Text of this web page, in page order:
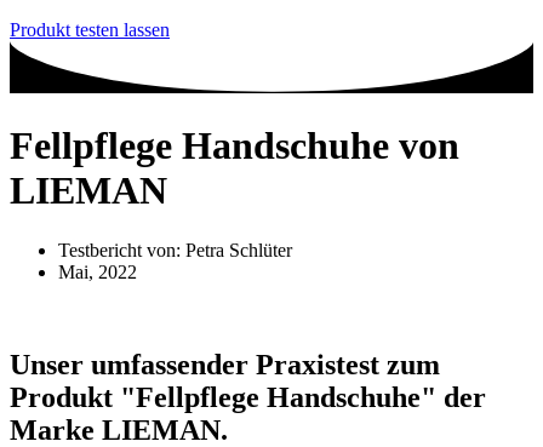
Produkt testen lassen
Fellpflege Handschuhe von
LIEMAN
Testbericht von: Petra Schlüter
Mai, 2022
Unser umfassender Praxistest zum
Produkt "Fellpflege Handschuhe" der
Marke LIEMAN.